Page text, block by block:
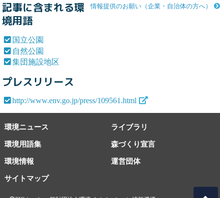
情報提供のお願い（企業・自治体の方へ）
記事に含まれる環
境用語
国立公園
自然公園
集団施設地区
プレスリリース
http://www.env.go.jp/press/109561.html
環境ニュース ライブラリ
環境用語集 森づくり宣言
環境情報
サイトマップ
運営団体